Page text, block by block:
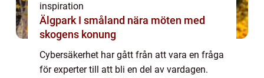
inspiration
Älgpark I småland nära möten med
skogens konung
Cybersäkerhet har gått från att vara en fråga
för experter till att bli en del av vardagen.